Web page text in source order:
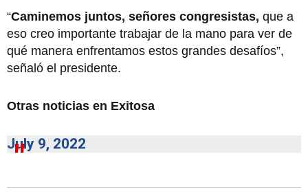
“Caminemos juntos, señores congresistas, que a
eso creo importante trabajar de la mano para ver de
qué manera enfrentamos estos grandes desafíos”,
señaló el presidente.
Otras noticias en Exitosa
July 9, 2022